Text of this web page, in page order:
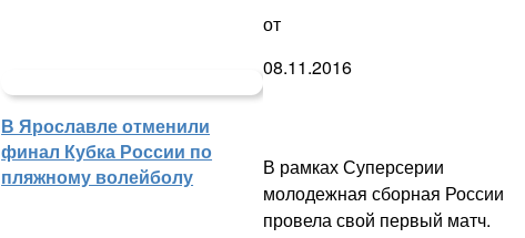
В Ярославле отменили
финал Кубка России по
пляжному волейболу
от
08.11.2016
В рамках Суперсерии
молодежная сборная России
провела свой первый матч.